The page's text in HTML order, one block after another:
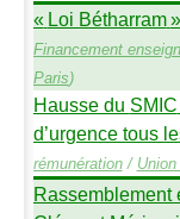
« Loi Bétharram
Financement
Paris)
Hausse du SMIC
d’urgence tous
rémunération/
Rassemblement